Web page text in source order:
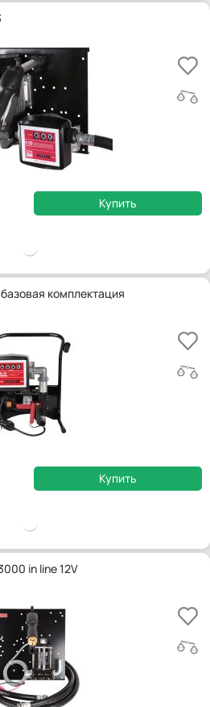
Купить
комплектация
Купить
in line 12V